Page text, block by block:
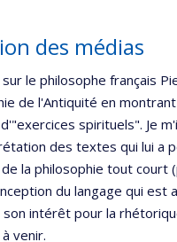
des médias
le philosophe français
de l'Antiquité en
spirituels". Je
des textes qui lui a
la philosophie tout court
du langage qui
intérêt pour la
venir.